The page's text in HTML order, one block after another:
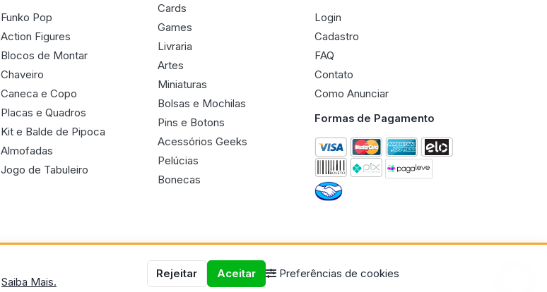
Saiba Mais.
Rejeitar Aceitar Preferências de cookies
Funko Pop
Action Figures
Blocos de Montar
Chaveiro
Caneca e Copo
Placas e Quadros
Kit e Balde de Pipoca
Almofadas
Jogo de Tabuleiro
Cards
Games
Livraria
Artes
Miniaturas
Bolsas e Mochilas
Pins e Botons
Acessórios Geeks
Pelúcias
Bonecas
Login
Cadastro
FAQ
Contato
Como Anunciar
Formas de Pagamento